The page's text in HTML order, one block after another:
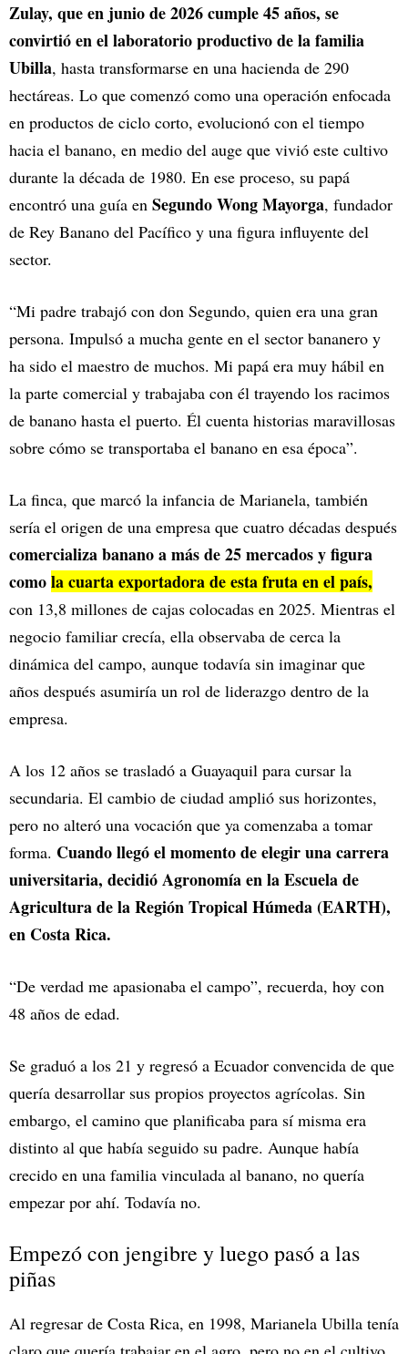
Zulay, que en junio de 2026 cumple 45 años, se
convirtió en el laboratorio productivo de la familia
Ubilla, hasta transformarse en una hacienda de 290
hectáreas. Lo que comenzó como una operación enfocada
en productos de ciclo corto, evolucionó con el tiempo
hacia el banano, en medio del auge que vivió este cultivo
durante la década de 1980. En ese proceso, su papá
encontró una guía en Segundo Wong Mayorga, fundador
de Rey Banano del Pacífico y una figura influyente del
sector.
“Mi padre trabajó con don Segundo, quien era una gran
persona. Impulsó a mucha gente en el sector bananero y
ha sido el maestro de muchos. Mi papá era muy hábil en
la parte comercial y trabajaba con él trayendo los racimos
de banano hasta el puerto. Él cuenta historias maravillosas
sobre cómo se transportaba el banano en esa época”.
La finca, que marcó la infancia de Marianela, también
sería el origen de una empresa que cuatro décadas después
comercializa banano a más de 25 mercados y figura
comola cuarta exportadora de esta fruta en el país,
con 13,8 millones de cajas colocadas en 2025. Mientras el
negocio familiar crecía, ella observaba de cerca la
dinámica del campo, aunque todavía sin imaginar que
años después asumiría un rol de liderazgo dentro de la
empresa.
A los 12 años se trasladó a Guayaquil para cursar la
secundaria. El cambio de ciudad amplió sus horizontes,
pero no alteró una vocación que ya comenzaba a tomar
forma. Cuando llegó el momento de elegir una carrera
universitaria, decidió Agronomía en la Escuela de
Agricultura de la Región Tropical Húmeda (EARTH),
en Costa Rica.
“De verdad me apasionaba el campo”, recuerda, hoy con
48 años de edad.
Se graduó a los 21 y regresó a Ecuador convencida de que
quería desarrollar sus propios proyectos agrícolas. Sin
embargo, el camino que planificaba para sí misma era
distinto al que había seguido su padre. Aunque había
crecido en una familia vinculada al banano, no quería
empezar por ahí. Todavía no.
Empezó con jengibre y luego pasó a las
piñas
Al regresar de Costa Rica, en 1998, Marianela Ubilla tenía